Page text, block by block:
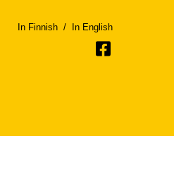
In Finnish / In English